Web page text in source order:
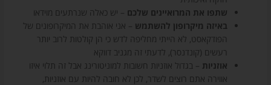
שתפו את המרואיינים שלכם – יש כאלה שנרתעים מוידאו
באיזה מיקרופון להשתמש – אני אוהבת את המיקרופונים של
הפודקאסט, לא הייתי מחליפה לדש כי הן קולטות לרוב יותר
רעשים (קונדנסר), לדעתי זה מגניב דווקא
אוזניות – בגדול אוזניות חשובות למוניטורינג אבל זה תלוי איזו
אווירה אתם רוצים לשדר, לכן לא חובה להיות עם אוזניות,